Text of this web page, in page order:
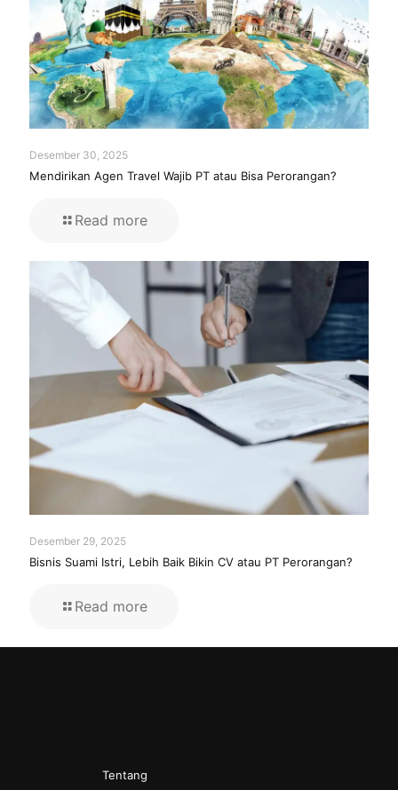
Desember 30, 2025
Mendirikan Agen Travel Wajib PT atau Bisa Perorangan?
Read more
Desember 29, 2025
Bisnis Suami Istri, Lebih Baik Bikin CV atau PT Perorangan?
Read more
Tentang